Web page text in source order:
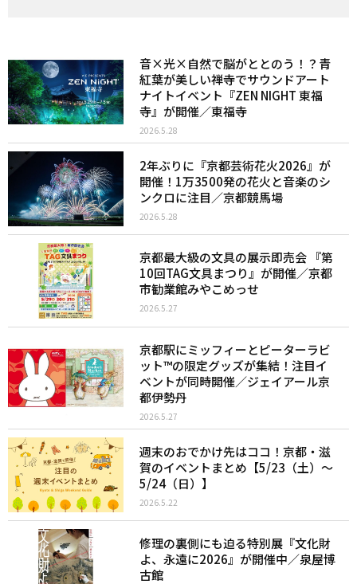
音×光×自然で脳がととのう！？青
紅葉が美しい禅寺でサウンドアート
ナイトイベント『ZEN NIGHT 東福
寺』が開催／東福寺
2026.5.28
2年ぶりに『京都芸術花火2026』が
開催！1万3500発の花火と音楽のシ
ンクロに注目／京都競馬場
2026.5.28
京都最大級の文具の展示即売会 『第
10回TAG文具まつり』が開催／京都
市勧業館みやこめっせ
2026.5.27
京都駅にミッフィーとピーターラビ
ット™︎の限定グッズが集結！注目イ
ベントが同時開催／ジェイアール京
都伊勢丹
2026.5.27
週末のおでかけ先はココ！京都・滋
賀のイベントまとめ【5/23（土）〜
5/24（日）】
2026.5.22
修理の裏側にも迫る特別展『文化財
よ、永遠に2026』が開催中／泉屋博
古館